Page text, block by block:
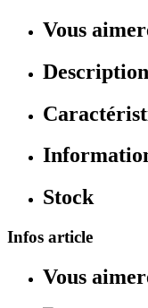
Vous
Description
Stock
Infos article
Vous